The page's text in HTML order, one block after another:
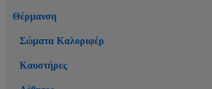
Θέρμανση
Σώματα Καλοριφέρ
Καυστήρες